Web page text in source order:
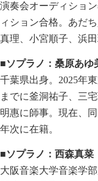
演奏会オーディショ
ィション合格。あだ
真理、小宮順子、浜
■ソプラノ：桑原あ
千葉県出身。2025年
までに釜洞祐子、三
明惠に師事。現在、
年次に在籍。
■ソプラノ：西森真菜
大阪音楽大学音楽学